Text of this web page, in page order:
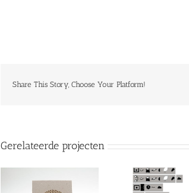
Share This Story, Choose Your Platform!
Gerelateerde projecten